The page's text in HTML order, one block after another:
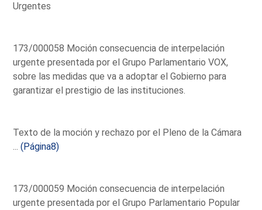
Urgentes
173/000058 Moción consecuencia de interpelación
urgente presentada por el Grupo Parlamentario VOX,
sobre las medidas que va a adoptar el Gobierno para
garantizar el prestigio de las instituciones.
Texto de la moción y rechazo por el Pleno de la Cámara
...(Página8)
173/000059 Moción consecuencia de interpelación
urgente presentada por el Grupo Parlamentario Popular